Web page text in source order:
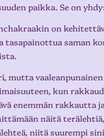
paikka. Se on
on
tasapainottua saman
kun
enemmän rakkautta
näitä
niitä suurempi